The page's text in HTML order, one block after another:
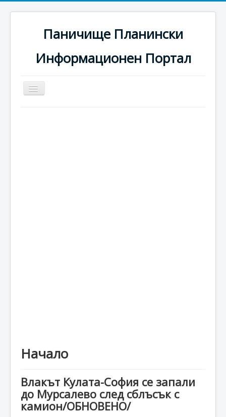
Паничище Планински
Информационен Портал
Превключи
навигация
Начало
Влакът Кулата-София се запали
до Мурсалево след сблъсък с
камион/ОБНОВЕНО/